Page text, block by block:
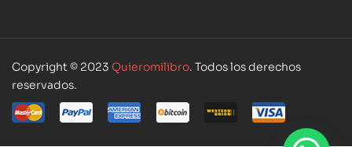
Copyright © 2023 Quieromilibro. Todos los derechos
reservados.